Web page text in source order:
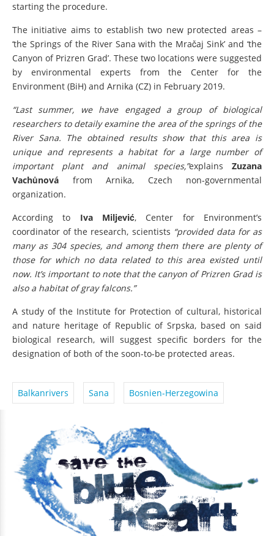
starting the procedure.
The initiative aims to establish two new protected areas –
‘the Springs of the River Sana with the Mračaj Sink’ and ‘the
Canyon of Prizren Grad’. These two locations were suggested
by environmental experts from the Center for the
Environment (BiH) and Arnika (CZ) in February 2019.
“Last summer, we have engaged a group of biological
researchers to detaily examine the area of the springs of the
River Sana. The obtained results show that this area is
unique and represents a habitat for a large number of
important plant and animal species,”explainsZuzana
Vachůnová from Arnika, Czech non-governmental
organization.
According to Iva Miljević, Center for Environment’s
coordinator of the research, scientists “provided data for as
many as 304 species, and among them there are plenty of
those for which no data related to this area existed until
now. It’s important to note that the canyon of Prizren Grad is
also a habitat of gray falcons.”
A study of the Institute for Protection of cultural, historical
and nature heritage of Republic of Srpska, based on said
biological research, will suggest specific borders for the
designation of both of the soon-to-be protected areas.
Balkanrivers Sana Bosnien-Herzegowina